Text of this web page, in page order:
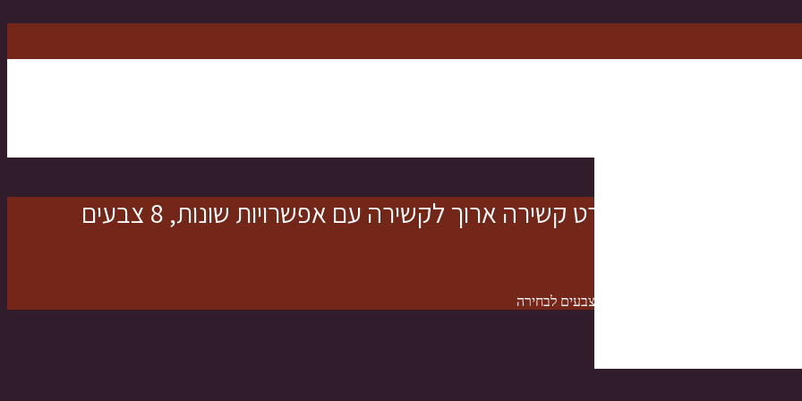
כיסוי ראש סאטן מבריק ורך, פרחוני, אלגנטי וסופר אפנתי, עם סרט קשירה ארוך לקשירה עם אפשרויות שונות, 8 צבעים
עם אפשרויות שונות, 8 צבעים לבחירה